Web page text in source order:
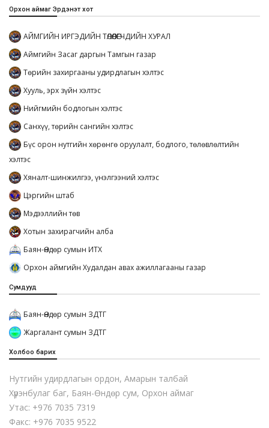
Орхон аймаг Эрдэнэт хот
АЙМГИЙН ИРГЭДИЙН ТӨЛӨӨЛӨГЧДИЙН ХУРАЛ
Аймгийн Засаг даргын Тамгын газар
Төрийн захиргааны удирдлагын хэлтэс
Хууль, эрх зүйн хэлтэс
Нийгмийн бодлогын хэлтэс
Санхүү, төрийн сангийн хэлтэс
Бүс орон нутгийн хөрөнгө оруулалт, бодлого, төлөвлөлтийн
хэлтэс
Хяналт-шинжилгээ, үнэлгээний хэлтэс
Цэргийн штаб
Мэдээллийн төв
Хотын захирагчийн алба
Баян-Өндөр сумын ИТХ
Орхон аймгийн Худалдан авах ажиллагааны газар
Сумдууд
Баян-Өндөр сумын ЗДТГ
Жаргалант сумын ЗДТГ
Холбоо барих
Нутгийн удирдлагын ордон, Амарын талбай
Хүрэнбулаг баг, Баян-Өндөр сум, Орхон аймаг
Утас: +976 7035 7319
Факс: +976 7035 9522